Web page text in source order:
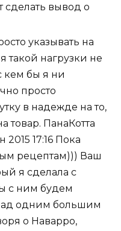
сделать вывод о
указывать на
такой нагрузки не
кем бы я ни
просто
в надежде на то,
товар. ПанаКотта
17:16 Пока
рецептам))) Ваш
я сделала с
с ним будем
одним большим
о Наварро,